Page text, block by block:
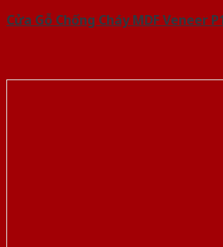
Cửa Gỗ Chống Cháy MDF Veneer